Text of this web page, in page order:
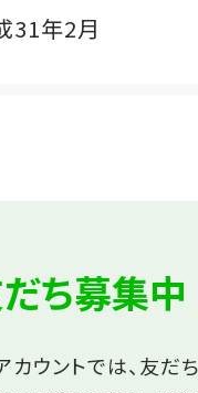
31年2月
ち募集中
ウントでは、友だ